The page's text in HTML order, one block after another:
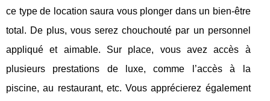
ce type de location saura vous plonger dans un bien-être
total. De plus, vous serez chouchouté par un personnel
appliqué et aimable. Sur place, vous avez accès à
plusieurs prestations de luxe, comme l’accès à la
piscine, au restaurant, etc. Vous apprécierez également